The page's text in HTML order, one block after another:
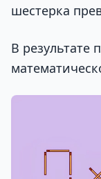
шестерка
В результате